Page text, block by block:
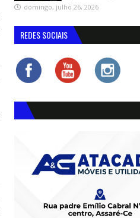
domingo, julho 26, 2026
REDES SOCIAIS